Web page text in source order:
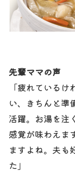
先輩ママの声
「疲れている
い、きちんと準
活躍。お湯を注
感覚が味わえま
ますよね。夫も
た」